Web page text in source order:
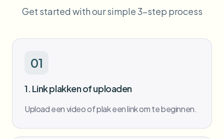
Gezicht wisselen - Video
Verwerk veel video’s in één keer
Bulk gezichtsvervaging
Alles vervagen
Uploads, taken en webhooks automatiseren
Contactformulier
Get started with our simple 3-step process
01
1. Link plakken of uploaden
Upload een video of plak een link om te beginnen.